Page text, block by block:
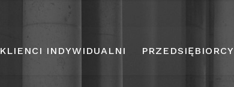
KLIENCI INDYWIDUALNI PRZEDSIĘBIORCY